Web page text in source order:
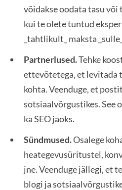
võidakse oodata tasu või
kui te olete tuntud
_tahtlikult_ maksta
Partnerlused.Tehke
ettevõtetega, et levitada
kohta. Veenduge, et
sotsiaalvõrgustikes. See
ka SEO jaoks.
Sündmused.Osalege
heategevusüritustel,
jne. Veenduge jällegi, et
blogi ja